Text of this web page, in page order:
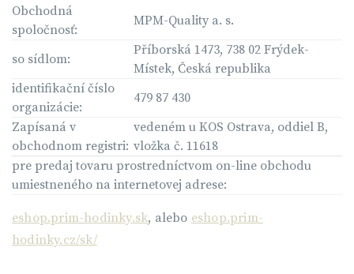
Obchodná
spoločnosť:
MPM-Quality a. s.
so sídlom:
Příborská 1473, 738 02 Frýdek-
Místek, Česká republika
identifikační číslo
organizácie:
479 87 430
Zapísaná v
obchodnom registri:
vedeném u KOS Ostrava, oddiel B,
vložka č. 11618
pre predaj tovaru prostredníctvom on-line obchodu
umiestneného na internetovej adrese:
eshop.prim-hodinky.sk, alebo eshop.prim-
hodinky.cz/sk/